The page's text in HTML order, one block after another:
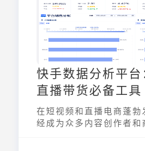
快手数据分析平台
直播带货必备工具
在短视频和直播电商蓬
经成为众多内容创作者和